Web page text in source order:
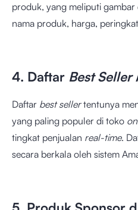
produk, yang meliputi
nama produk, harga,
4. Daftar Best Seller
Daftar best sellertentunya
yang paling populer di toko
tingkat penjualan real-time.
secara berkala oleh sistem